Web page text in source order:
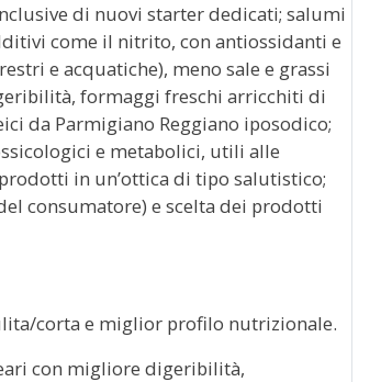
di nuovi starter dedicati; salumi
come il nitrito, con antiossidanti e
e acquatiche), meno sale e grassi
formaggi freschi arricchiti di
da Parmigiano Reggiano iposodico;
e metabolici, utili alle
in un’ottica di tipo salutistico;
consumatore) e scelta dei prodotti
corta e miglior profilo nutrizionale.
con migliore digeribilità,